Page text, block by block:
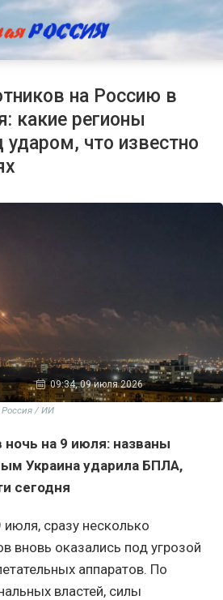
на Россию в
какие регионы
ударом, что известно
09:34, 09 июля 2026
Россия / ИИ
на 9 июля: названы
Украина ударила БПЛА,
сегодня
июля, сразу несколько
вновь оказались под угрозой
аппаратов. По
властей, силы